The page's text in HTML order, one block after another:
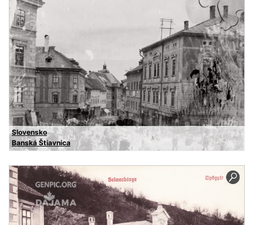
Slovensko
Banská Štiavnica